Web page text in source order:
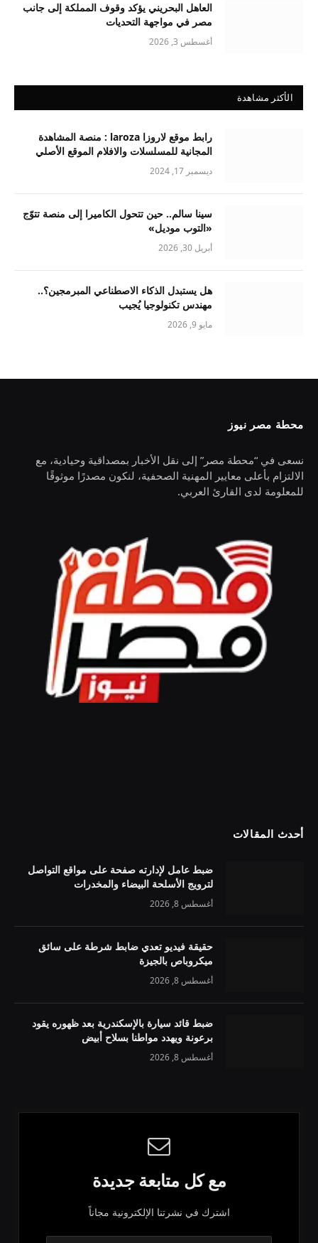
العاهل البحريني يؤكد وقوف المملكة إلى جانب
مصر في مواجهة التحديات
أغسطس 3, 2026
الأكثر مشاهدة
رابط موقع لاروزا laroza : منصة المشاهدة
المجانية للمسلسلات والافلام الموقع الأصلي
ديسمبر 17, 2024
سينا سالم.. حين تتحول الكاميرا إلى منصة تتوّج
«التوب موديل»
أبريل 30, 2026
هل يستبدل الذكاء الاصطناعي المبرمجين؟..
مهندس تكنولوجيا يُجيب
مايو 9, 2026
محطة مصر نيوز
نسعى في “محطة مصر” إلى نقل الأخبار بمصداقية وحيادية، مع
الالتزام بأعلى معايير المهنية الصحفية، لنكون مصدرًا موثوقًا
للمعلومة لدى القارئ العربي.
أحدث المقالات
ضبط عامل لإدارته صفحة على مواقع التواصل
لترويج الأسلحة البيضاء والمخدرات
أغسطس 8, 2026
حقيقة فيديو تعدي ضابط شرطة على سائق
ميكروباص بالجيزة
أغسطس 8, 2026
ضبط قائد سيارة بالإسكندرية بعد ظهوره يقود
برعونة ويهدد مواطنا بسلاح أبيض
أغسطس 8, 2026
مع كل متابعة جديدة
اشترك في نشرتنا الإلكترونية مجاناً